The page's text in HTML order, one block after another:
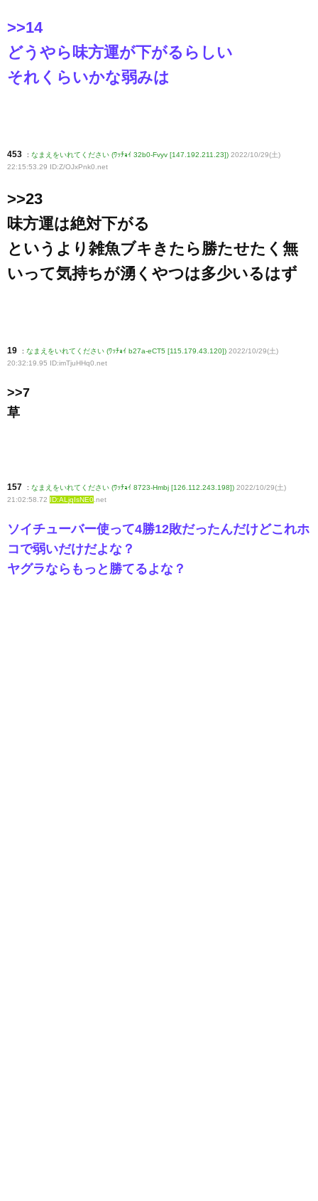
>>14
どうやら味方運が下がるらしい
それくらいかな弱みは
453 : なまえをいれてください (ﾜｯﾁｮｲ 32b0-Fvyv [147.192.211.23]) 2022/10/29(土)
22:15:53.29 ID:Z/OJxPnk0 .net
>>23
味方運は絶対下がる
というより雑魚ブキきたら勝たせたく無
いって気持ちが湧くやつは多少いるはず
19 : なまえをいれてください (ﾜｯﾁｮｲ b27a-eCT5 [115.179.43.120]) 2022/10/29(土)
20:32:19.95 ID:imTjuHHq0 .net
>>7
草
157 : なまえをいれてください (ﾜｯﾁｮｲ 8723-Hmbj [126.112.243.198]) 2022/10/29(土)
21:02:58.72 ID:ALjqIsNE0 .net
ソイチューバー使って4勝12敗だったんだけどこれホ
コで弱いだけだよな？
ヤグラならもっと勝てるよな？